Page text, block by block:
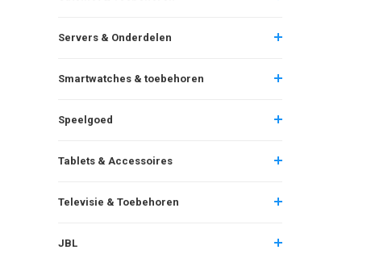
Servers & Onderdelen
Smartwatches & toebehoren
Speelgoed
Tablets & Accessoires
Televisie & Toebehoren
JBL